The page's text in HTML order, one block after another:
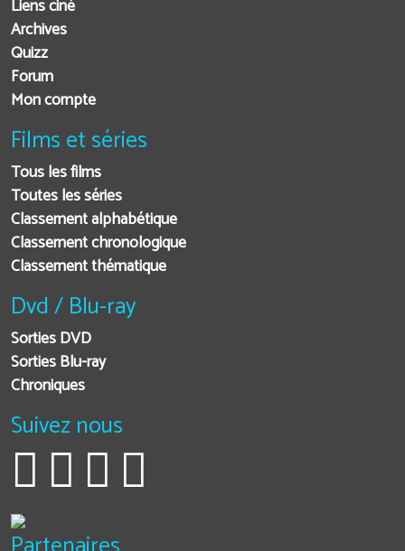
Liens ciné
Archives
Quizz
Forum
Mon compte
Films et séries
Tous les films
Toutes les séries
Classement alphabétique
Classement chronologique
Classement thématique
Dvd / Blu-ray
Sorties DVD
Sorties Blu-ray
Chroniques
Suivez nous